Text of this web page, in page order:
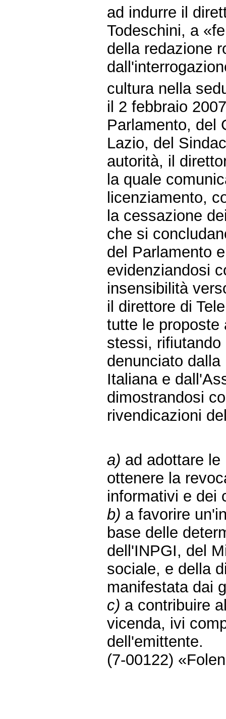
ad indurre il
Todeschini, a
della redazione
cultura nella
il 2 febbraio
Parlamento, del
Lazio, del
autorità, il
la quale
licenziamento,
la cessazione
che si
del Parlamento
evidenziandosi
insensibilità
il direttore di
tutte le proposte
stessi,
denunciato
Italiana e
dimostrandosi
rivendicazioni
a) ad adottare
ottenere la
informativi e dei
b) a favorire
base delle
dell'INPGI, del
sociale, e della
manifestata dai
c) a contribuire
vicenda, ivi
dell'emittente.
(7-00122)